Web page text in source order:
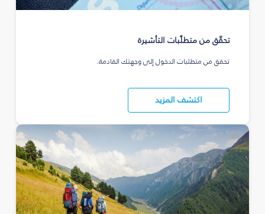
تحقّق من متطلّبات التأشيرة
تحقق من متطلبات الدخول إلى وجهتك القادمة.
اكتشف المزيد